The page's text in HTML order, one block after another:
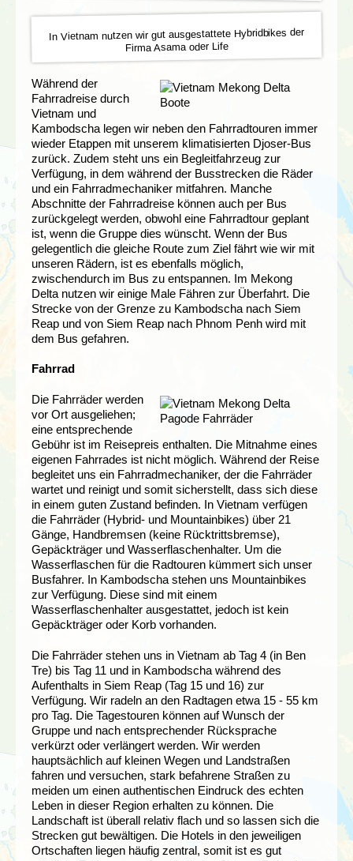
In Vietnam nutzen wir gut ausgestattete Hybridbikes der
Firma Asama oder Life
Während der
Fahrradreise durch
Vietnam und
Kambodscha legen wir neben den Fahrradtouren immer
wieder Etappen mit unserem klimatisierten Djoser-Bus
zurück. Zudem steht uns ein Begleitfahrzeug zur
Verfügung, in dem während der Busstrecken die Räder
und ein Fahrradmechaniker mitfahren. Manche
Abschnitte der Fahrradreise können auch per Bus
zurückgelegt werden, obwohl eine Fahrradtour geplant
ist, wenn die Gruppe dies wünscht. Wenn der Bus
gelegentlich die gleiche Route zum Ziel fährt wie wir mit
unseren Rädern, ist es ebenfalls möglich,
zwischendurch im Bus zu entspannen. Im Mekong
Delta nutzen wir einige Male Fähren zur Überfahrt. Die
Strecke von der Grenze zu Kambodscha nach Siem
Reap und von Siem Reap nach Phnom Penh wird mit
dem Bus gefahren.
Fahrrad
Die Fahrräder werden
vor Ort ausgeliehen;
eine entsprechende
Gebühr ist im Reisepreis enthalten. Die Mitnahme eines
eigenen Fahrrades ist nicht möglich. Während der Reise
begleitet uns ein Fahrradmechaniker, der die Fahrräder
wartet und reinigt und somit sicherstellt, dass sich diese
in einem guten Zustand befinden. In Vietnam verfügen
die Fahrräder (Hybrid- und Mountainbikes) über 21
Gänge, Handbremsen (keine Rücktrittsbremse),
Gepäckträger und Wasserflaschenhalter. Um die
Wasserflaschen für die Radtouren kümmert sich unser
Busfahrer. In Kambodscha stehen uns Mountainbikes
zur Verfügung. Diese sind mit einem
Wasserflaschenhalter ausgestattet, jedoch ist kein
Gepäckträger oder Korb vorhanden.
Die Fahrräder stehen uns in Vietnam ab Tag 4 (in Ben
Tre) bis Tag 11 und in Kambodscha während des
Aufenthalts in Siem Reap (Tag 15 und 16) zur
Verfügung. Wir radeln an den Radtagen etwa 15 - 55 km
pro Tag. Die Tagestouren können auf Wunsch der
Gruppe und nach entsprechender Rücksprache
verkürzt oder verlängert werden. Wir werden
hauptsächlich auf kleinen Wegen und Landstraßen
fahren und versuchen, stark befahrene Straßen zu
meiden um einen authentischen Eindruck des echten
Leben in dieser Region erhalten zu können. Die
Landschaft ist überall relativ flach und so lassen sich die
Strecken gut bewältigen. Die Hotels in den jeweiligen
Ortschaften liegen häufig zentral, somit ist es gut